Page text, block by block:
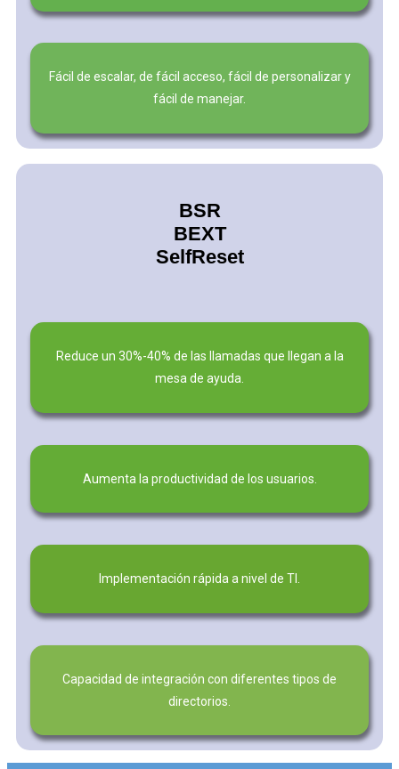
Fácil de escalar, de fácil acceso, fácil de personalizar y
fácil de manejar.
BSR
BEXT
SelfReset
Reduce un 30%-40% de las llamadas que llegan a la
mesa de ayuda.
Aumenta la productividad de los usuarios.
Implementación rápida a nivel de TI.
Capacidad de integración con diferentes tipos de
directorios.